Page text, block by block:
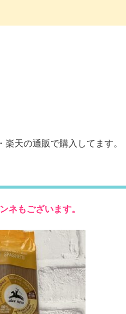
天の通販で購入してます。
ネもございます。